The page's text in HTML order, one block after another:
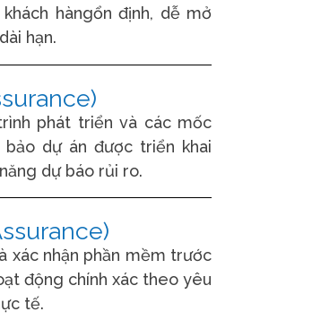
hàngổn định, dễ mở
hạn.
phát triển và các mốc
dự án được triển khai
dự báo rủi ro.
xác nhận phần mềm trước
động chính xác theo yêu
tế.